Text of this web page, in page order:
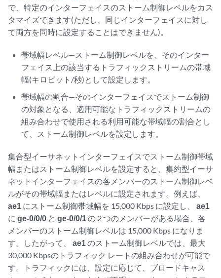
で、特定のインターフェイスのストーム制御レベルをカス
タマイズできます(ただし、同じインターフェイスに対し
て両方を同時に設定することはできません)。
帯域幅レベル—ストーム制御レベルを、そのインター
フェイス上の該当するトラフィックストリームの帯域
幅(キロビット/秒)として設定します。
帯域幅の割合—そのインターフェイスでストーム制御
の対象となる、適用可能なトラフィックストリームの
組み合わせで使用される利用可能な帯域幅の割合とし
て、ストーム制御レベルを設定します。
集合型イーサネットインターフェイスでストーム制御帯域
幅またはストーム制御レベルを設定すると、集約型イーサ
ネットインターフェイスの各メンバーのストーム制御レベ
ルがその帯域幅またはレベルに設定されます。例えば、
ae1 にストーム制御帯域幅を 15,000 Kbps に設定し、 ae1
に ge-0/0/0 と ge-0/0/1の 2 つのメンバーがある場合、各
メンバーのストーム制御レベルは 15,000 Kbps になりま
す。したがって、 ae1のストーム制御レベルでは、最大
30,000 Kbpsのトラフィック レートの組み合わせが可能で
す。トラフィックには、設定に応じて、ブロードキャス